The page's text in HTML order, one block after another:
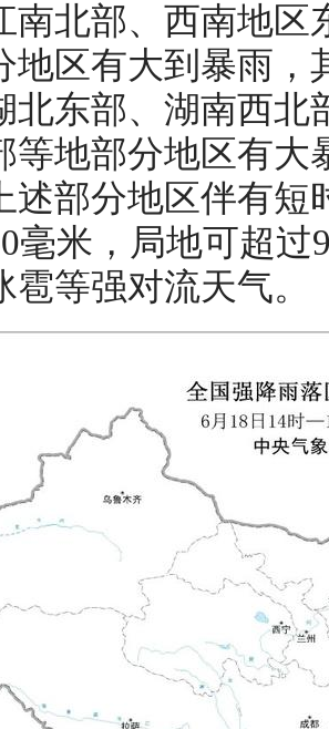
南北部、西南地区
地区有大到暴雨，
北东部、湖南西北
等地部分地区有大
述部分地区伴有短
毫米，局地可超
雹等强对流天气。